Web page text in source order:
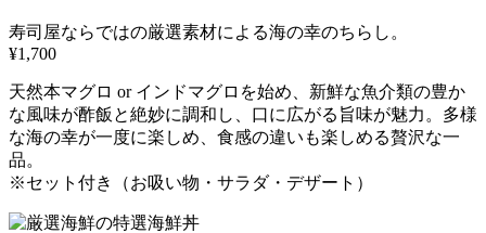
寿司屋ならではの厳選素材による海の幸のちらし。
¥1,700
天然本マグロ or インドマグロを始め、新鮮な魚介類の豊か
な風味が酢飯と絶妙に調和し、口に広がる旨味が魅力。多様
な海の幸が一度に楽しめ、食感の違いも楽しめる贅沢な一
品。
※セット付き（お吸い物・サラダ・デザート）